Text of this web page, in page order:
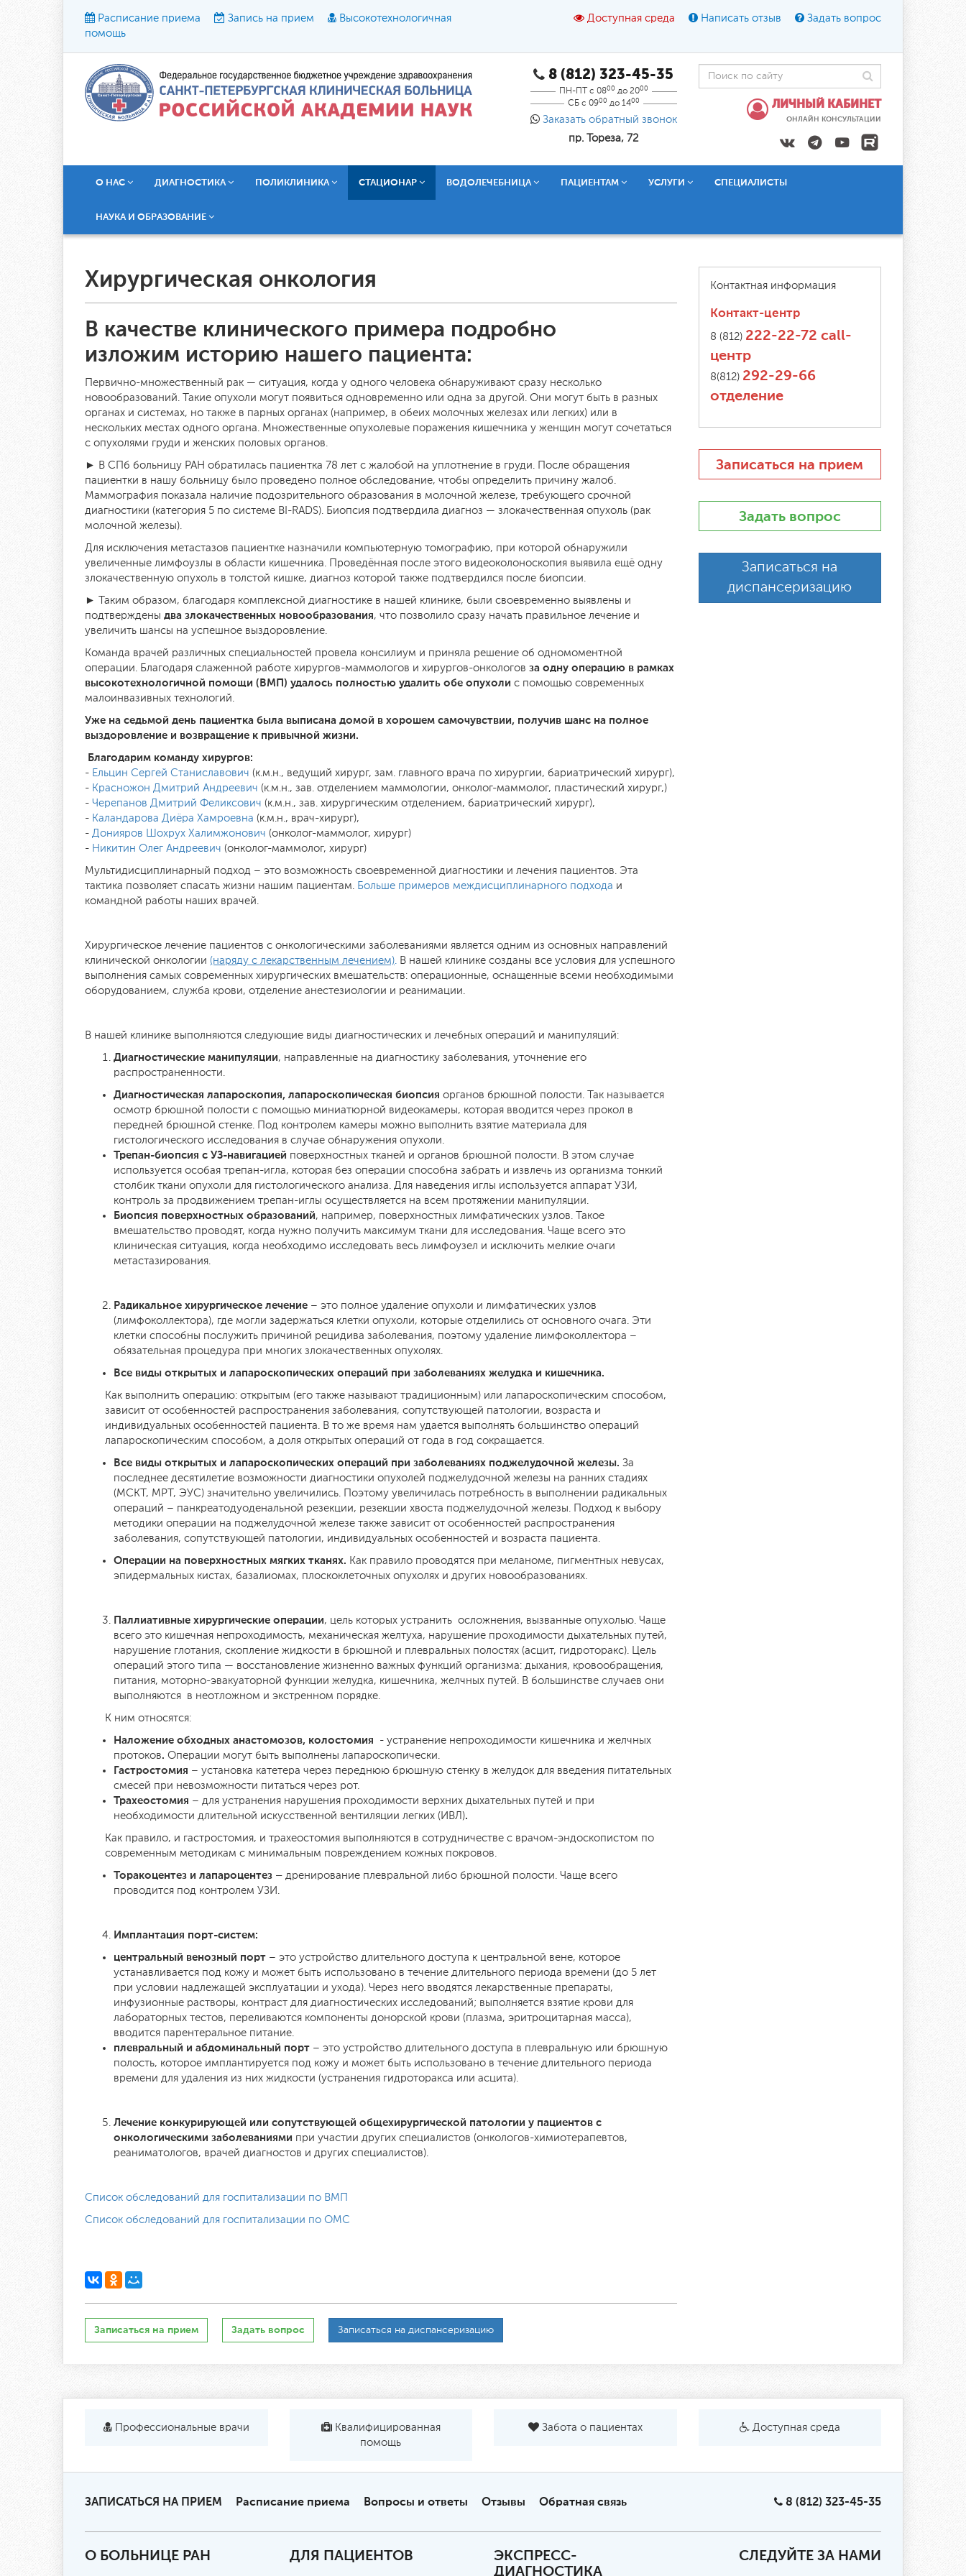
Расписание приема Запись на прием
Высокотехнологичная
помощь
Доступная среда Написать отзыв Задать вопрос
Размер шрифта: A A A
Текст: Кириллица Брайль Звук
8 (812) 323-45-35
ПН-ПТ с 0800 до 2000
СБ с 0900 до 1400
Заказать обратный звонок
пр. Тореза, 72
ЛИЧНЫЙ КАБИНЕТ
ОНЛАЙН КОНСУЛЬТАЦИИ
О НАС ДИАГНОСТИКА ПОЛИКЛИНИКА СТАЦИОНАР ВОДОЛЕЧЕБНИЦА ПАЦИЕНТАМ УСЛУГИ СПЕЦИАЛИСТЫ
НАУКА И ОБРАЗОВАНИЕ
Хирургическая онкология
В качестве клинического примера подробно
изложим историю нашего пациента:
Первично-множественный рак — ситуация, когда у одного человека обнаруживают сразу несколько
новообразований. Такие опухоли могут появиться одновременно или одна за другой. Они могут быть в разных
органах и системах, но также в парных органах (например, в обеих молочных железах или легких) или в
нескольких местах одного органа. Множественные опухолевые поражения кишечника у женщин могут сочетаться
с опухолями груди и женских половых органов.
► В СПб больницу РАН обратилась пациентка 78 лет с жалобой на уплотнение в груди. После обращения
пациентки в нашу больницу было проведено полное обследование, чтобы определить причину жалоб.
Маммография показала наличие подозрительного образования в молочной железе, требующего срочной
диагностики (категория 5 по системе BI-RADS). Биопсия подтвердила диагноз — злокачественная опухоль (рак
молочной железы).
Для исключения метастазов пациентке назначили компьютерную томографию, при которой обнаружили
увеличенные лимфоузлы в области кишечника. Проведённая после этого видеоколоноскопия выявила ещё одну
злокачественную опухоль в толстой кишке, диагноз которой также подтвердился после биопсии.
► Таким образом, благодаря комплексной диагностике в нашей клинике, были своевременно выявлены и
подтверждены два злокачественных новообразования, что позволило сразу начать правильное лечение и
увеличить шансы на успешное выздоровление.
Команда врачей различных специальностей провела консилиум и приняла решение об одномоментной
операции. Благодаря слаженной работе хирургов-маммологов и хирургов-онкологов за одну операцию в рамках
высокотехнологичной помощи (ВМП) удалось полностью удалить обе опухоли с помощью современных
малоинвазивных технологий.
Уже на седьмой день пациентка была выписана домой в хорошем самочувствии, получив шанс на полное
выздоровление и возвращение к привычной жизни.
Благодарим команду хирургов:
- Ельцин Сергей Станиславович (к.м.н., ведущий хирург, зам. главного врача по хирургии, бариатрический хирург),
- Красножон Дмитрий Андреевич (к.м.н., зав. отделением маммологии, онколог-маммолог, пластический хирург,)
- Черепанов Дмитрий Феликсович (к.м.н., зав. хирургическим отделением, бариатрический хирург),
- Каландарова Диёра Хамроевна (к.м.н., врач-хирург),
- Донияров Шохрух Халимжонович (онколог-маммолог, хирург)
- Никитин Олег Андреевич (онколог-маммолог, хирург)
Мультидисциплинарный подход – это возможность своевременной диагностики и лечения пациентов. Эта
тактика позволяет спасать жизни нашим пациентам. Больше примеров междисциплинарного подхода и
командной работы наших врачей.
Хирургическое лечение пациентов с онкологическими заболеваниями является одним из основных направлений
клинической онкологии (наряду с лекарственным лечением). В нашей клинике созданы все условия для успешного
выполнения самых современных хирургических вмешательств: операционные, оснащенные всеми необходимыми
оборудованием, служба крови, отделение анестезиологии и реанимации.
В нашей клинике выполняются следующие виды диагностических и лечебных операций и манипуляций:
Диагностические манипуляции, направленные на диагностику заболевания, уточнение его
распространенности.
Диагностическая лапароскопия, лапароскопическая биопсия органов брюшной полости. Так называется
осмотр брюшной полости с помощью миниатюрной видеокамеры, которая вводится через прокол в
передней брюшной стенке. Под контролем камеры можно выполнить взятие материала для
гистологического исследования в случае обнаружения опухоли.
Трепан-биопсия с УЗ-навигацией поверхностных тканей и органов брюшной полости. В этом случае
используется особая трепан-игла, которая без операции способна забрать и извлечь из организма тонкий
столбик ткани опухоли для гистологического анализа. Для наведения иглы используется аппарат УЗИ,
контроль за продвижением трепан-иглы осуществляется на всем протяжении манипуляции.
Биопсия поверхностных образований, например, поверхностных лимфатических узлов. Такое
вмешательство проводят, когда нужно получить максимум ткани для исследования. Чаще всего это
клиническая ситуация, когда необходимо исследовать весь лимфоузел и исключить мелкие очаги
метастазирования.
Радикальное хирургическое лечение – это полное удаление опухоли и лимфатических узлов
(лимфоколлектора), где могли задержаться клетки опухоли, которые отделились от основного очага. Эти
клетки способны послужить причиной рецидива заболевания, поэтому удаление лимфоколлектора –
обязательная процедура при многих злокачественных опухолях.
Все виды открытых и лапароскопических операций при заболеваниях желудка и кишечника.
Как выполнить операцию: открытым (его также называют традиционным) или лапароскопическим способом,
зависит от особенностей распространения заболевания, сопутствующей патологии, возраста и
индивидуальных особенностей пациента. В то же время нам удается выполнять большинство операций
лапароскопическим способом, а доля открытых операций от года в год сокращается.
Все виды открытых и лапароскопических операций при заболеваниях поджелудочной железы. За
последнее десятилетие возможности диагностики опухолей поджелудочной железы на ранних стадиях
(МСКТ, МРТ, ЭУС) значительно увеличились. Поэтому увеличилась потребность в выполнении радикальных
операций – панкреатодуоденальной резекции, резекции хвоста поджелудочной железы. Подход к выбору
методики операции на поджелудочной железе также зависит от особенностей распространения
заболевания, сопутствующей патологии, индивидуальных особенностей и возраста пациента.
Операции на поверхностных мягких тканях. Как правило проводятся при меланоме, пигментных невусах,
эпидермальных кистах, базалиомах, плоскоклеточных опухолях и других новообразованиях.
Паллиативные хирургические операции, цель которых устранить осложнения, вызванные опухолью. Чаще
всего это кишечная непроходимость, механическая желтуха, нарушение проходимости дыхательных путей,
нарушение глотания, скопление жидкости в брюшной и плевральных полостях (асцит, гидроторакс). Цель
операций этого типа — восстановление жизненно важных функций организма: дыхания, кровообращения,
питания, моторно-эвакуаторной функции желудка, кишечника, желчных путей. В большинстве случаев они
выполняются в неотложном и экстренном порядке.
К ним относятся:
Наложение обходных анастомозов, колостомия
- устранение непроходимости кишечника и желчных
протоков. Операции могут быть выполнены лапароскопически.
Гастростомия – установка катетера через переднюю брюшную стенку в желудок для введения питательных
смесей при невозможности питаться через рот.
Трахеостомия – для устранения нарушения проходимости верхних дыхательных путей и при
необходимости длительной искусственной вентиляции легких (ИВЛ).
Как правило, и гастростомия, и трахеостомия выполняются в сотрудничестве с врачом-эндоскопистом по
современным методикам с минимальным повреждением кожных покровов.
Торакоцентез и лапароцентез – дренирование плевральной либо брюшной полости. Чаще всего
проводится под контролем УЗИ.
Имплантация порт-систем:
центральный венозный порт – это устройство длительного доступа к центральной вене, которое
устанавливается под кожу и может быть использовано в течение длительного периода времени (до 5 лет
при условии надлежащей эксплуатации и ухода). Через него вводятся лекарственные препараты,
инфузионные растворы, контраст для диагностических исследований; выполняется взятие крови для
лабораторных тестов, переливаются компоненты донорской крови (плазма, эритроцитарная масса),
вводится парентеральное питание.
плевральный и абдоминальный порт – это устройство длительного доступа в плевральную или брюшную
полость, которое имплантируется под кожу и может быть использовано в течение длительного периода
времени для удаления из них жидкости (устранения гидроторакса или асцита).
Лечение конкурирующей или сопутствующей общехирургической патологии у пациентов с
онкологическими заболеваниями при участии других специалистов (онкологов-химиотерапевтов,
реаниматологов, врачей диагностов и других специалистов).
Список обследований для госпитализации по ВМП
Список обследований для госпитализации по ОМС
Записаться на прием Задать вопрос Записаться на диспансеризацию
Контактная информация
Контакт-центр
8 (812) 222-22-72 call-
центр
8(812) 292-29-66
отделение
Записаться на прием
Задать вопрос
Записаться на
диспансеризацию
Профессиональные врачи
Квалифицированная
помощь
Забота о пациентах Доступная среда
ЗАПИСАТЬСЯ НА ПРИЕМ Расписание приема Вопросы и ответы Отзывы Обратная связь 8 (812) 323-45-35
О БОЛЬНИЦЕ РАН ДЛЯ ПАЦИЕНТОВ
ЭКСПРЕСС-
ДИАГНОСТИКА
СЛЕДУЙТЕ ЗА НАМИ